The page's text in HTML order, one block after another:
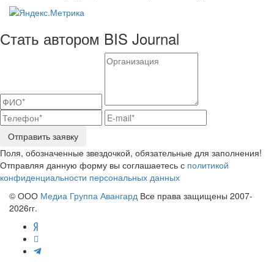
Стать автором BIS Journal
Отправить заявку
Поля, обозначенные звездочкой, обязательные для заполнения!
Отправляя данную форму вы соглашаетесь с политикой
конфиденциальности персональных данных
© ООО Медиа Группа Авангард Все права защищены 2007-
2026гг.